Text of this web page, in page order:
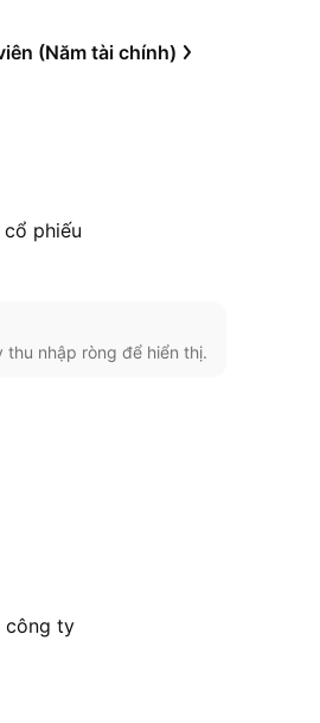
(Năm tài chính)
phiếu
nhập ròng để hiển thị.
công ty